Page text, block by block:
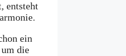
entsteht
ein
die